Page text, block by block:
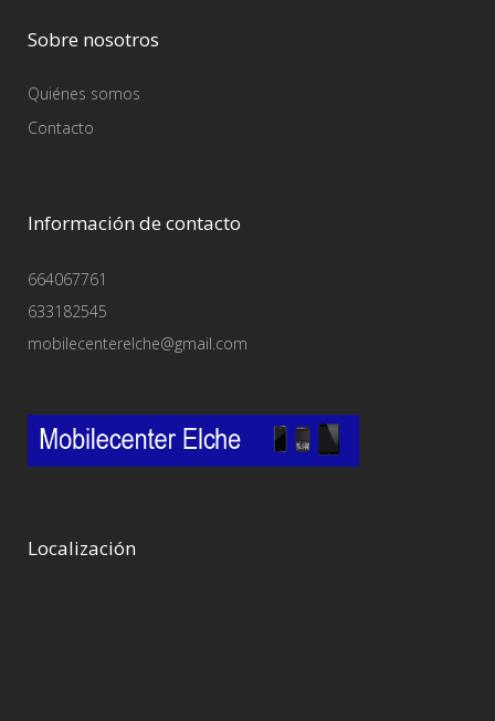
Sobre nosotros
Quiénes somos
Contacto
Información de contacto
664067761
633182545
mobilecenterelche@gmail.com
Localización